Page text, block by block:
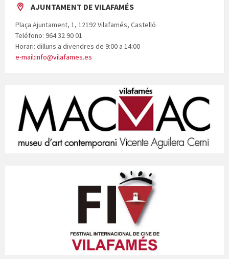
AJUNTAMENT DE VILAFAMÉS
Plaça Ajuntament, 1, 12192 Vilafamés, Castelló
Teléfono: 964 32 90 01
Horari: dilluns a divendres de 9:00 a 14:00
e-mail:info@vilafames.es